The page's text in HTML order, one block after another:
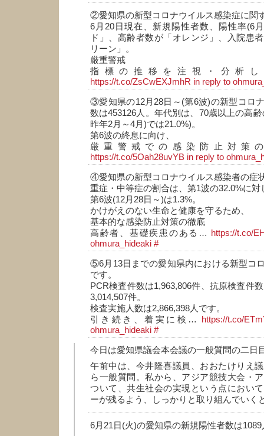
②愛知県の新型コロナウイルス感染症に関
6月20日現在、新規陽性者数、陽性率(6
ド」、高齢者数が「オレンジ」、入院患
リーン」。
厳重警戒
指標の推移を注視・分析
https://t.co/ZsCwEXJmhR in reply to
③愛知県の12月28日～(第6波)の新型コロ
数は453126人。年代別は、70歳以上の高
昨年2月～4月)では21.0%)。
第6波の終息に向け、
厳重警戒での感染防止対策
https://t.co/5Oah28uvYB in reply to
④愛知県の新型コロナウイルス感染者の症
重症・中等症の割合は、第1波の32.0%に対
第6波(12月28日～)は1.3%。
かけがえのない生命と健康を守るため、
基本的な感染防止対策の徹底
高齢者、基礎疾患のある…
https://t.co/
ohmura_hideaki #
⑤6月13日までの愛知県内における新型コ
です。
PCR検査件数は1,963,806件、抗原検査件
3,014,507件。
検査実施人数は2,866,398人です。
引き続き、着実に検…
https://t.co/
ohmura_hideaki #
今日は愛知県議会本会議の一般質問の二日
午前中は、今井隆喜議員、おおたけりえ
ら一般質問。私から、アジア競技大会・
ついて、共生社会の実現という点におい
ーが残るよう、しっかりと取り組んでいく
6月21日(火)の愛知県の新規陽性者数は1089